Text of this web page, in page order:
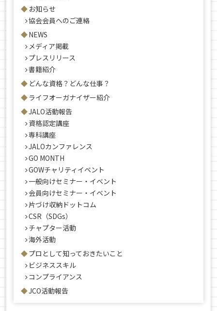
お知らせ
協会会員へのご連絡
NEWS
メディア掲載
プレスリリース
書籍紹介
どんな資格？どんな仕事？
ライフオーガナイザー紹介
JALO活動報告
資格認定講座
専科講座
JALOカンファレンス
GO MONTH
GOWチャリティイベント
一般向けセミナー・イベント
会員向けセミナー・イベント
片づけ収納ドットコム
CSR（SDGs）
チャプター活動
海外活動
プロとして知っておきたいこと
ビジネススキル
コンプライアンス
JCO活動報告